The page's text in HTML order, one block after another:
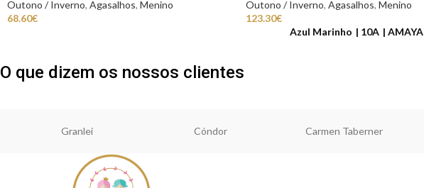
Outono / Inverno, Agasalhos, Menino
68.60€
Outono / Inverno, Agasalhos, Menino
123.30€
Azul Marinho
10A AMAYA
O que dizem os nossos clientes
Granlei Cóndor Carmen Taberner